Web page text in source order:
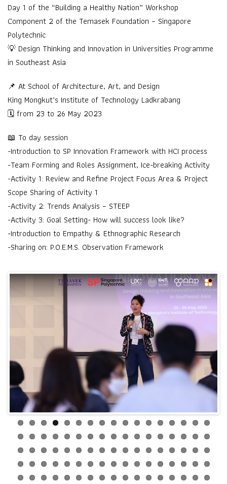
Day 1 of the “Building a Healthy Nation” Workshop
Component 2 of the Temasek Foundation – Singapore
Polytechnic
💡 Design Thinking and Innovation in Universities Programme
in Southeast Asia
📌 At School of Architecture, Art, and Design
King Mongkut’s Institute of Technology Ladkrabang
🗓️ from 23 to 26 May 2023
📖 To day session
-Introduction to SP Innovation Framework with HCI process
-Team Forming and Roles Assignment, Ice-breaking Activity
-Activity 1: Review and Refine Project Focus Area & Project
Scope Sharing of Activity 1
-Activity 2: Trends Analysis – STEEP
-Activity 3: Goal Setting- How will success look like?
-Introduction to Empathy & Ethnographic Research
-Sharing on: P.O.E.M.S. Observation Framework